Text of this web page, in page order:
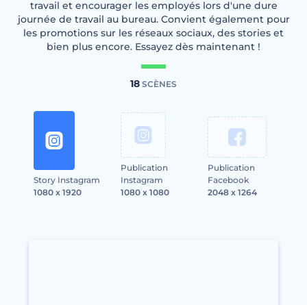
travail et encourager les employés lors d'une dure
journée de travail au bureau. Convient également pour
les promotions sur les réseaux sociaux, des stories et
bien plus encore. Essayez dès maintenant !
18 SCÈNES
Story Instagram
1080 x 1920
Publication
Instagram
1080 x 1080
Publication
Facebook
2048 x 1264